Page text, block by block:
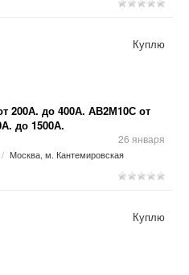
200А. до 400А. АВ2М10С от
до 1500А.
26 января
/ Москва, м. Кантемировская
Куплю
Куплю